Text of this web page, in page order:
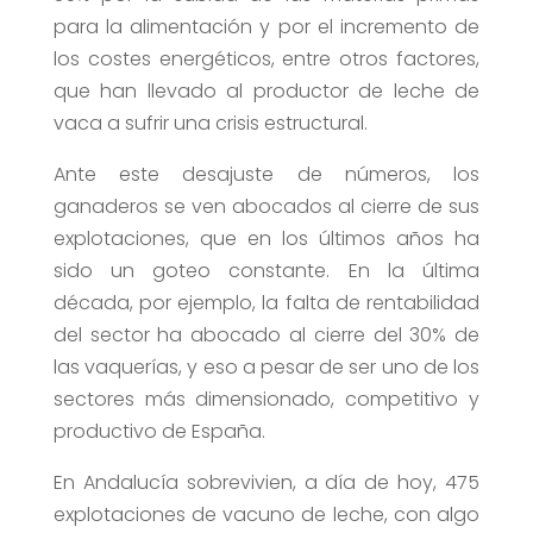
para la alimentación y por el incremento de
los costes energéticos, entre otros factores,
que han llevado al productor de leche de
vaca a sufrir una crisis estructural.
Ante este desajuste de números, los
ganaderos se ven abocados al cierre de sus
explotaciones, que en los últimos años ha
sido un goteo constante. En la última
década, por ejemplo, la falta de rentabilidad
del sector ha abocado al cierre del 30% de
las vaquerías, y eso a pesar de ser uno de los
sectores más dimensionado, competitivo y
productivo de España.
En Andalucía sobrevivien, a día de hoy, 475
explotaciones de vacuno de leche, con algo